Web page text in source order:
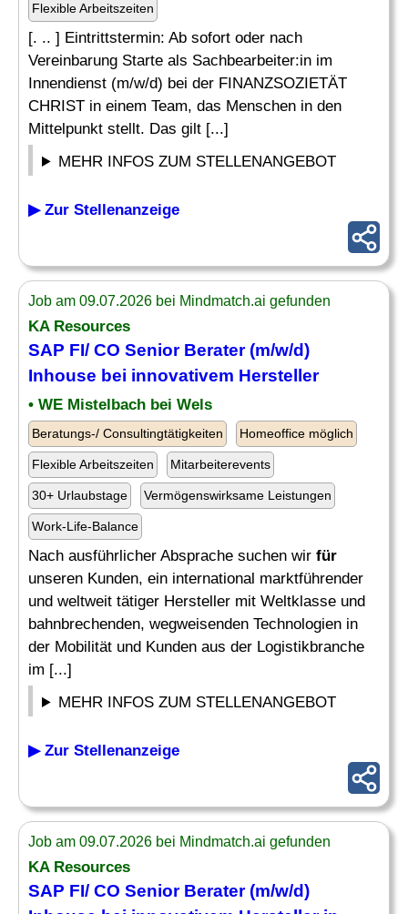
Flexible Arbeitszeiten
[. .. ] Eintrittstermin: Ab sofort oder nach
Vereinbarung Starte als Sachbearbeiter:in im
Innendienst (m/w/d) bei der FINANZSOZIETÄT
CHRIST in einem Team, das Menschen in den
Mittelpunkt stellt. Das gilt [...]
MEHR INFOS ZUM STELLENANGEBOT
▶ Zur Stellenanzeige
Job am 09.07.2026 bei Mindmatch.ai gefunden
KA Resources
SAP FI/ CO Senior Berater(m/w/d)
Inhouse bei innovativem Hersteller
• WE Mistelbach bei Wels
Beratungs-/ Consultingtätigkeiten Homeoffice möglich
Flexible Arbeitszeiten Mitarbeiterevents
30+ Urlaubstage Vermögenswirksame Leistungen
Work-Life-Balance
Nach ausführlicher Absprache suchen wir für
unseren Kunden, ein international marktführender
und weltweit tätiger Hersteller mit Weltklasse und
bahnbrechenden, wegweisenden Technologien in
der Mobilität und Kunden aus der Logistikbranche
im [...]
MEHR INFOS ZUM STELLENANGEBOT
▶ Zur Stellenanzeige
Job am 09.07.2026 bei Mindmatch.ai gefunden
KA Resources
SAP FI/ CO Senior Berater(m/w/d)